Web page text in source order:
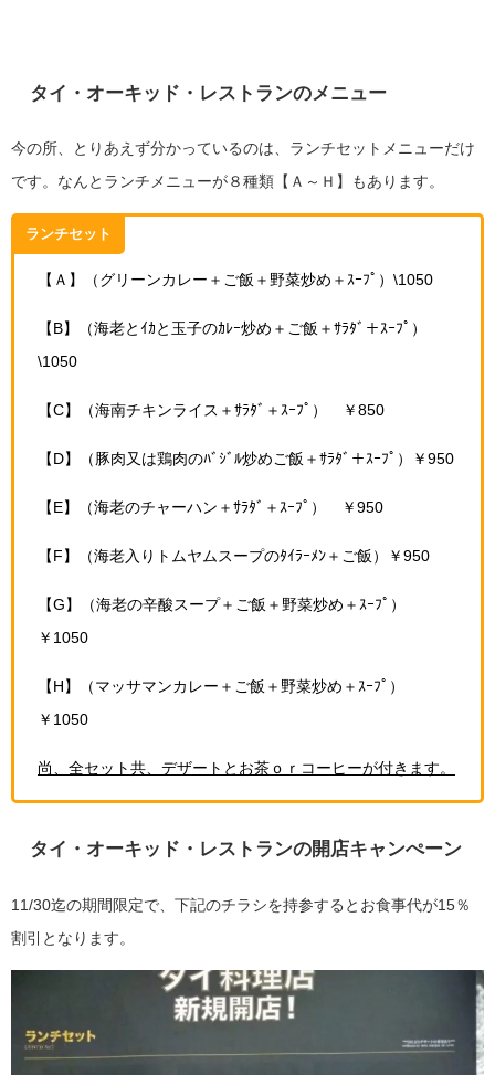
タイ・オーキッド・レストランのメニュー
今の所、とりあえず分かっているのは、ランチセットメニューだけ
です。なんとランチメニューが８種類【Ａ～Ｈ】もあります。
ランチセット
【Ａ】（グリーンカレー＋ご飯＋野菜炒め＋ｽｰﾌﾟ）\1050
【B】（海老とｲｶと玉子のｶﾚｰ炒め＋ご飯＋ｻﾗﾀﾞ＋ｽｰﾌﾟ）
\1050
【C】（海南チキンライス＋ｻﾗﾀﾞ＋ｽｰﾌﾟ） ￥850
【D】（豚肉又は鶏肉のﾊﾞｼﾞﾙ炒めご飯＋ｻﾗﾀﾞ＋ｽｰﾌﾟ）￥950
【E】（海老のチャーハン＋ｻﾗﾀﾞ＋ｽｰﾌﾟ） ￥950
【F】（海老入りトムヤムスープのﾀｲﾗｰﾒﾝ＋ご飯）￥950
【G】（海老の辛酸スープ＋ご飯＋野菜炒め＋ｽｰﾌﾟ）
￥1050
【H】（マッサマンカレー＋ご飯＋野菜炒め＋ｽｰﾌﾟ）
￥1050
尚、全セット共、デザートとお茶ｏｒコーヒーが付きます。
タイ・オーキッド・レストランの開店キャンぺーン
11/30迄の期間限定で、下記のチラシを持参するとお食事代が15％
割引となります。